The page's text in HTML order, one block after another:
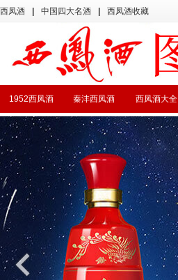
西凤酒 中国四大名酒 西凤酒收藏
西凤酒大全
秦沣西凤酒
1952西凤酒